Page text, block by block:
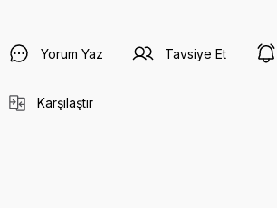
Yorum Yaz Tavsiye Et
Karşılaştır